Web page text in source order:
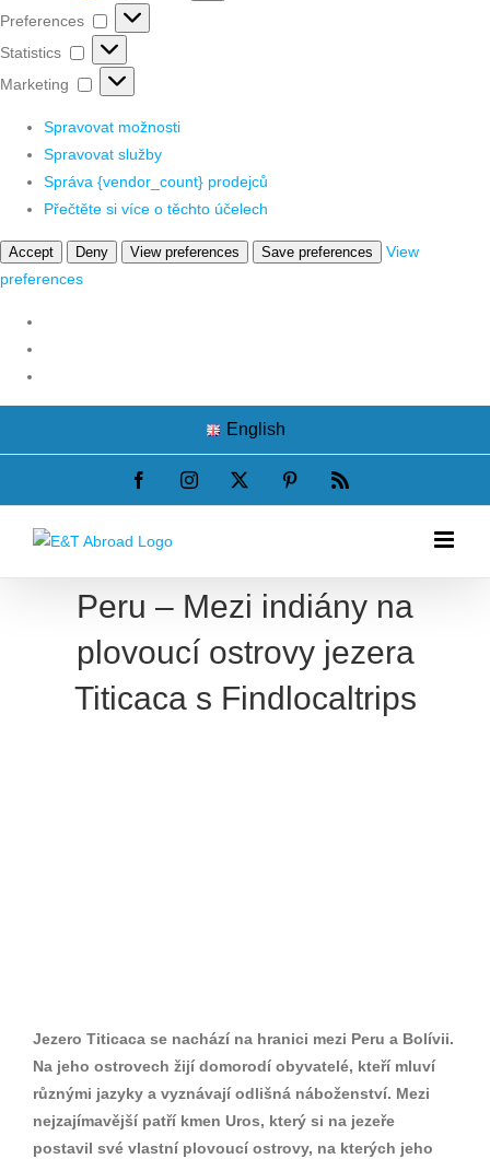
Preferences
Preferences
Statistics Statistics
Marketing Marketing
Spravovat možnosti
Spravovat služby
Správa {vendor_count} prodejců
Přečtěte si více o těchto účelech
Accept Deny View preferences Save preferences
View
preferences
English
FacebookInstagram Pinterest
Peru – Mezi indiány na
plovoucí ostrovy jezera
Titicaca s Findlocaltrips
Jezero Titicaca se nachází na hranici mezi Peru a Bolívii.
Na jeho ostrovech žijí domorodí obyvatelé, kteří mluví
různými jazyky a vyznávají odlišná náboženství. Mezi
nejzajímavější patří kmen Uros, který si na jezeře
postavil své vlastní plovoucí ostrovy, na kterých jeho